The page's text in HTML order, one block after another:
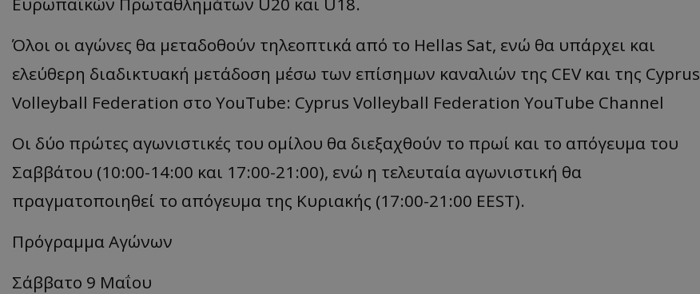
Όλοι οι αγώνες θα μεταδοθούν τηλεοπτικά από το Hellas Sat, ενώ θα υπάρχει και
ελεύθερη διαδικτυακή μετάδοση μέσω των επίσημων καναλιών της CEV και της Cyprus
Volleyball Federation στο YouTube: Cyprus Volleyball Federation YouTube Channel
Οι δύο πρώτες αγωνιστικές του ομίλου θα διεξαχθούν το πρωί και το απόγευμα του
Σαββάτου (10:00-14:00 και 17:00-21:00), ενώ η τελευταία αγωνιστική θα
πραγματοποιηθεί το απόγευμα της Κυριακής (17:00-21:00 EEST).
Πρόγραμμα Αγώνων
Σάββατο 9 Μαΐου